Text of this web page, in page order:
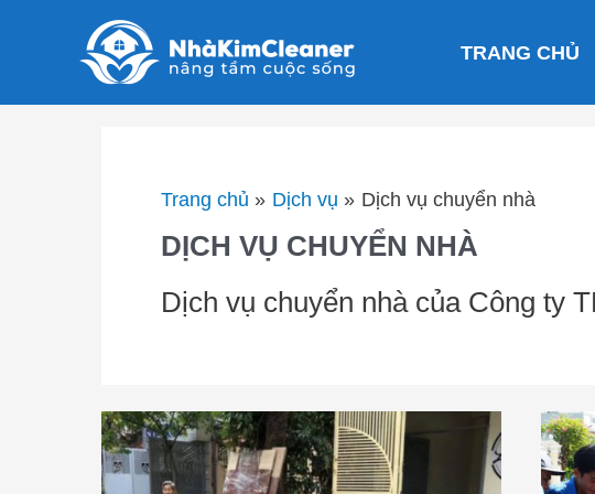
dung
TRANG CHỦ
Trang chủ Dịch vụ Dịch vụ chuyển nhà
DỊCH VỤ CHUYỂN NHÀ
Dịch vụ chuyển nhà của Công ty
Dịch
vụ
ty